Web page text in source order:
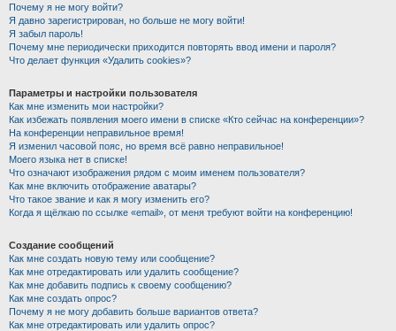
Почему я не могу войти?
Я давно зарегистрирован, но больше не могу войти!
Я забыл пароль!
Почему мне периодически приходится повторять ввод имени и пароля?
Что делает функция «Удалить cookies»?
Параметры и настройки пользователя
Как мне изменить мои настройки?
Как избежать появления моего имени в списке «Кто сейчас на конференции»?
На конференции неправильное время!
Я изменил часовой пояс, но время всё равно неправильное!
Моего языка нет в списке!
Что означают изображения рядом с моим именем пользователя?
Как мне включить отображение аватары?
Что такое звание и как я могу изменить его?
Когда я щёлкаю по ссылке «email», от меня требуют войти на конференцию!
Создание сообщений
Как мне создать новую тему или сообщение?
Как мне отредактировать или удалить сообщение?
Как мне добавить подпись к своему сообщению?
Как мне создать опрос?
Почему я не могу добавить больше вариантов ответа?
Как мне отредактировать или удалить опрос?